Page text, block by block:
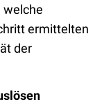
welche
ermittelten
der